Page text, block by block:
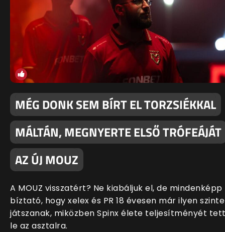
MÉG DONK SEM BÍRT EL TORZSIÉKKAL
MÁLTÁN, MEGNYERTE ELSŐ TRÓFEÁJÁT
AZ ÚJ MOUZ
A MOUZ visszatért? Ne kiabáljuk el, de mindenképp
bíztató, hogy xelex és PR 18 évesen már ilyen
játszanak, miközben Spinx élete teljesítményét
le az asztalra.